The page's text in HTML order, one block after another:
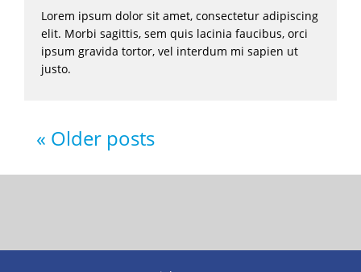
Lorem ipsum dolor sit amet, consectetur adipiscing
elit. Morbi sagittis, sem quis lacinia faucibus, orci
ipsum gravida tortor, vel interdum mi sapien ut
justo.
Older posts